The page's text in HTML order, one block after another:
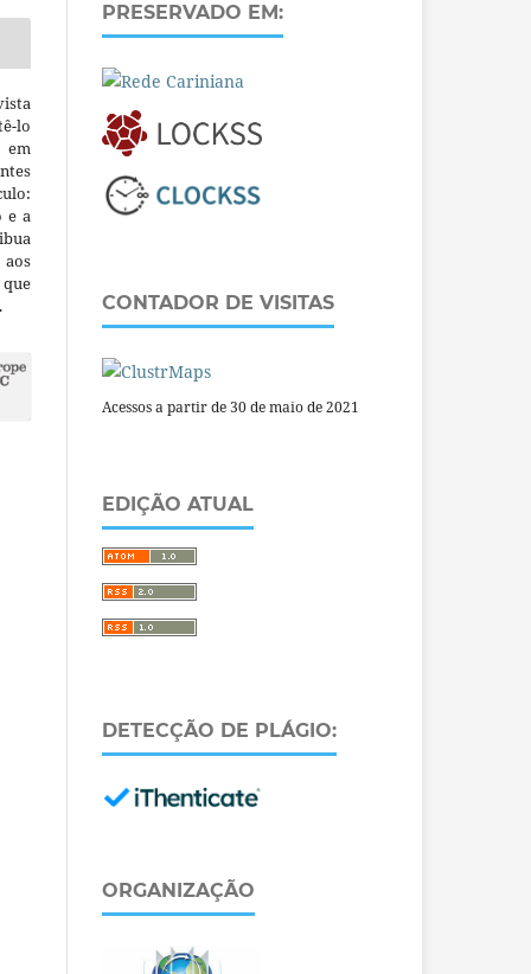
lo
em
e a
PRESERVADO EM:
CONTADOR DE VISITAS
Acessos a partir de 30 de maio de 2021
EDIÇÃO ATUAL
DETECÇÃO DE PLÁGIO:
ORGANIZAÇÃO